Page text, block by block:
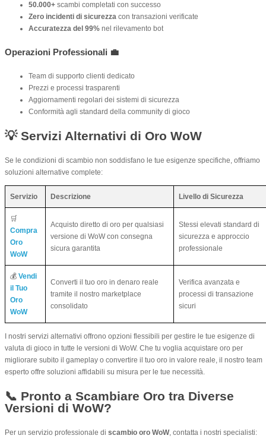
50.000+ scambi completati con successo
Zero incidenti di sicurezza con transazioni verificate
Accuratezza del 99% nel rilevamento bot
Operazioni Professionali 💼
Team di supporto clienti dedicato
Prezzi e processi trasparenti
Aggiornamenti regolari dei sistemi di sicurezza
Conformità agli standard della community di gioco
💡 Servizi Alternativi di Oro WoW
Se le condizioni di scambio non soddisfano le tue esigenze specifiche, offriamo
soluzioni alternative complete:
Servizio Descrizione Livello di Sicurezza
🛒
Compra
Oro
WoW
Acquisto diretto di oro per qualsiasi
versione di WoW con consegna
sicura garantita
Stessi elevati standard di
sicurezza e approccio
professionale
💰 Vendi
il Tuo
Oro
WoW
Converti il tuo oro in denaro reale
tramite il nostro marketplace
consolidato
Verifica avanzata e
processi di transazione
sicuri
I nostri servizi alternativi offrono opzioni flessibili per gestire le tue esigenze di
valuta di gioco in tutte le versioni di WoW. Che tu voglia acquistare oro per
migliorare subito il gameplay o convertire il tuo oro in valore reale, il nostro team
esperto offre soluzioni affidabili su misura per le tue necessità.
📞 Pronto a Scambiare Oro tra Diverse
Versioni di WoW?
Per un servizio professionale di scambio oro WoW, contatta i nostri specialisti: